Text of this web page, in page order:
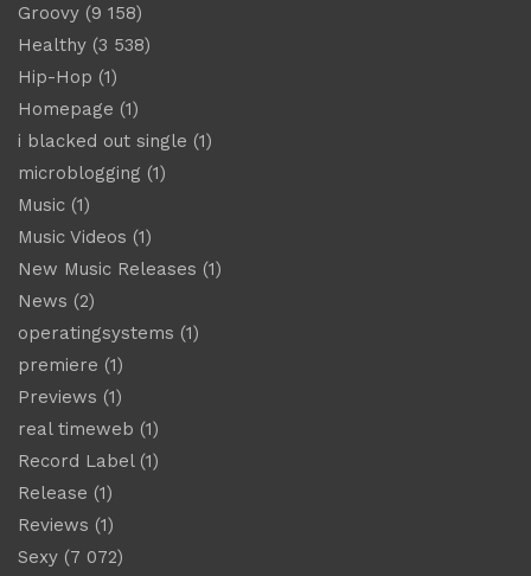
Groovy (9 158)
Healthy (3 538)
Hip-Hop (1)
Homepage (1)
i blacked out single (1)
microblogging (1)
Music (1)
Music Videos (1)
New Music Releases (1)
News (2)
operatingsystems (1)
premiere (1)
Previews (1)
real timeweb (1)
Record Label(1)
Release (1)
Reviews (1)
Sexy (7 072)